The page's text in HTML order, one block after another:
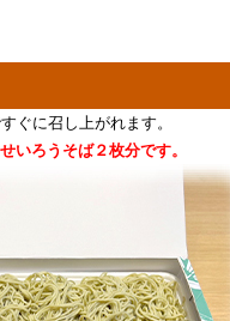
ぐに召し上がれます。
いろうそば２枚分です。